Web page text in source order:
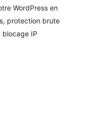
WordPress en
protection brute
blocage IP